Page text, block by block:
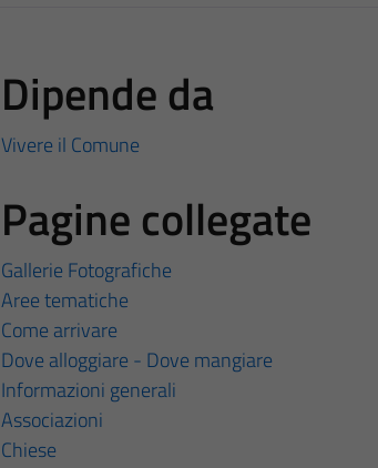
Dipende da
Vivere il Comune
Pagine collegate
Gallerie Fotografiche
Aree tematiche
Come arrivare
Dove alloggiare - Dove mangiare
Informazioni generali
Associazioni
Chiese